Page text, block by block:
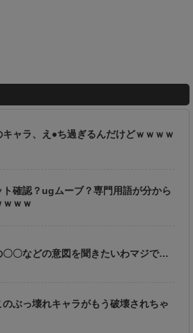
キャラ、え●ち過ぎるんだけどｗｗｗｗ
ト確認？ugムーブ？専門用語が分から
ｗｗ
〇〇などの意図を聞きたいわマジで…
のぶっ壊れキャラがもう破壊されちゃ